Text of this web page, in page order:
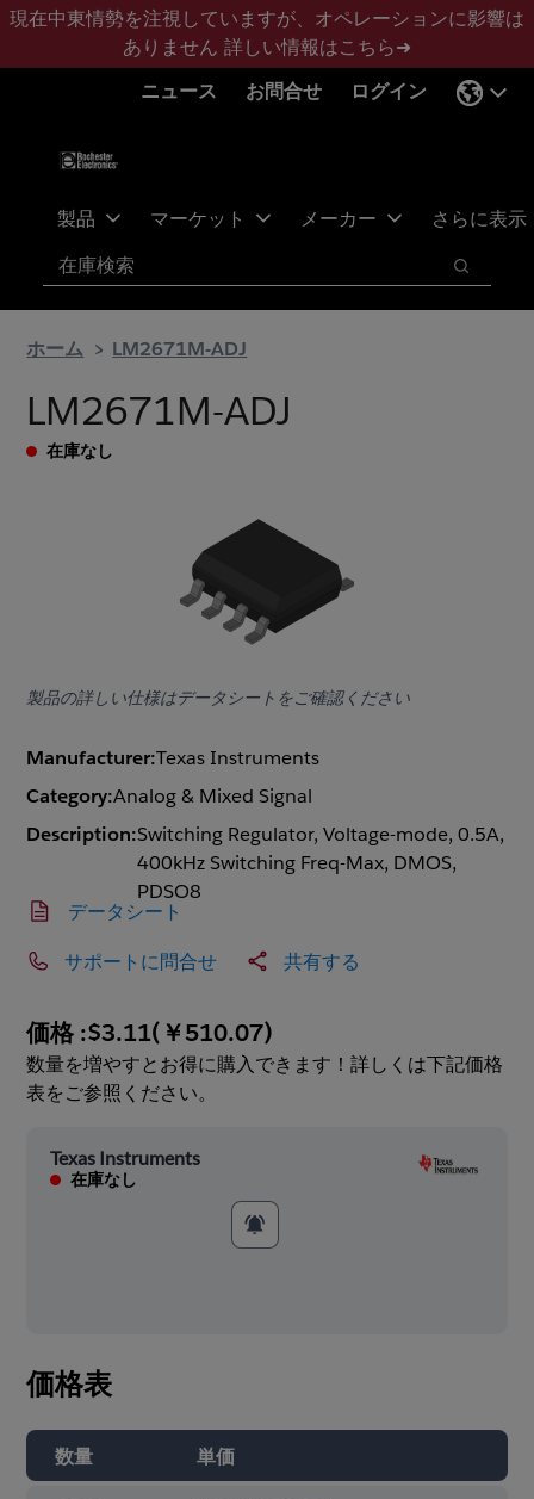
メ
ン
フ
タ
現在中東情勢を注視していますが、オペレーションに影響は
ありません 詳しい情報はこちら➜
ニュース
お問合せ ログイン
製品 マーケット メーカー さらに表示
検索
検索
ホーム LM2671M-ADJ
LM2671M-ADJ
在庫なし
製品の詳しい仕様はデータシートをご確認ください
Manufacturer:Texas Instruments
Category:Analog & Mixed Signal
Description:Switching Regulator, Voltage-mode, 0.5A,
400kHz Switching Freq-Max, DMOS,
PDSO8
データシート
サポートに問合せ 共有する
価格 :$3.11(￥510.07)
数量を増やすとお得に購入できます！詳しくは下記価格
表をご参照ください。
Texas Instruments
在庫なし
価格表
数量 単価